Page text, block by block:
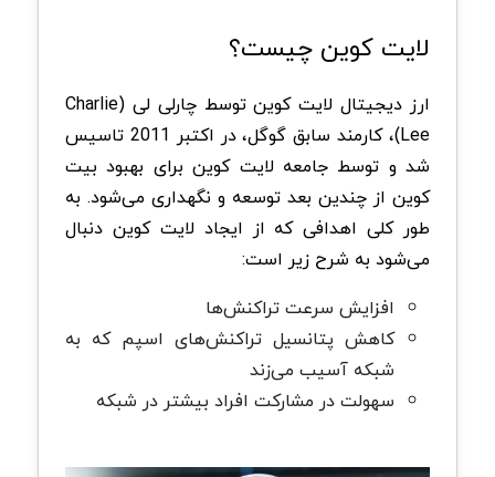
لایت کوین چیست؟
ارز دیجیتال لایت کوین توسط چارلی لی (Charlie
Lee)، کارمند سابق گوگل، در اکتبر 2011 تاسیس
شد و توسط جامعه لایت کوین برای بهبود بیت
کوین از چندین بعد توسعه و نگهداری می‌شود. به
طور کلی اهدافی که از ایجاد لایت کوین دنبال
می‌شود به شرح زیر است:
افزایش سرعت تراکنش‌ها
کاهش پتانسیل تراکنش‌های اسپم که به
شبکه آسیب می‌زند
سهولت در مشارکت افراد بیشتر در شبکه